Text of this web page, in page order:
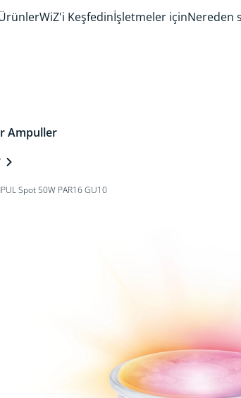
WiZ'i Keşfedinİşletmeler içinNereden
Ampuller
Spot 50W PAR16 GU10